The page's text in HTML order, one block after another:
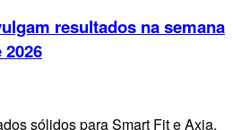
resultados na semana
2026
sólidos para Smart Fit e Axia,